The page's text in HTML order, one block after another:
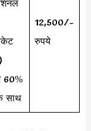
60%
साथ
12,500/-
रुपये